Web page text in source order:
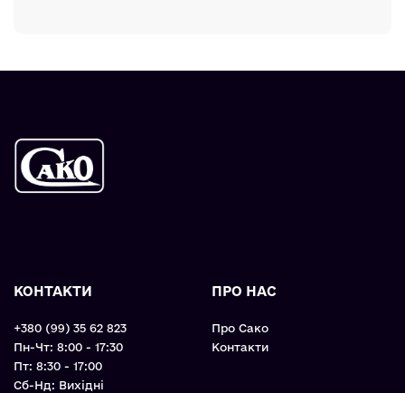
КОНТАКТИ
+380 (99) 35 62 823
Пн-Чт: 8:00 - 17:30
Пт: 8:30 - 17:00
Cб-Нд: Вихідні
ПРО НАС
Про Сако
Контакти